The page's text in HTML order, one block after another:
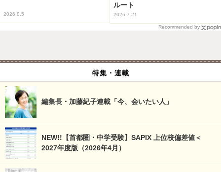
2026.8.5
ルート
2026.7.21
Recommended by
特集・連載
編集長・加藤紀子連載「今、会いたい人」
NEW!!【首都圏・中学受験】SAPIX 上位校偏差値＜
2027年度版（2026年4月）